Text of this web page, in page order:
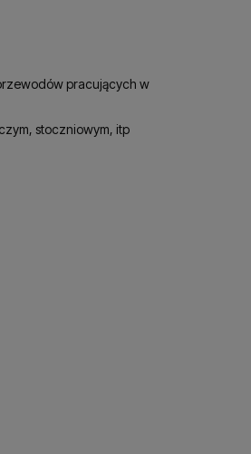
pracujących w
stoczniowym, itp